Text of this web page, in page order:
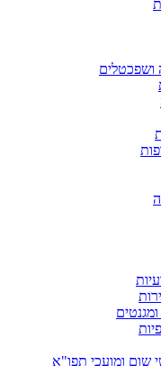
ושפכטלים
שום ומועכי תפו"א